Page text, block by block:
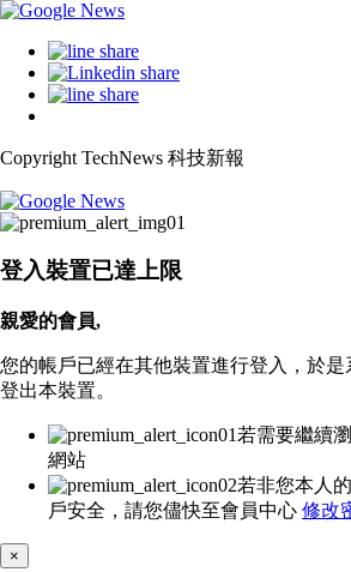
Copyright TechNews 科技新報
登入裝置已達上限
親愛的會員,
您的帳戶已經在其他裝置進行登入，於
登出本裝置。
若需要繼續
網站
若非您本人
戶安全，請您儘快至會員中心 修改
×